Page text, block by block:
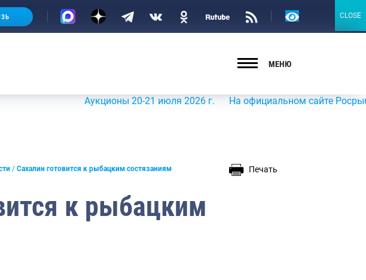
Версия
МЕНЮ
Аукционы 20-21 июля 2026 г. На официальном сайте
Сахалин готовится к рыбацким состязаниям Печать
к рыбацким
CLOSE
CLOSE